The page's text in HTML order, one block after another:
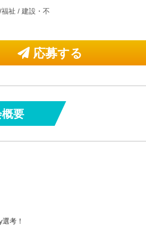
祉 /建設・不
応募する
要
考！